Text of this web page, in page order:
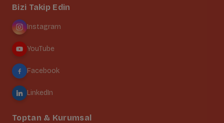
Bizi Takip Edin
Instagram
YouTube
Facebook
LinkedIn
Toptan & Kurumsal